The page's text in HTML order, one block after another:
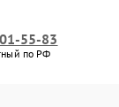
55-83
по РФ